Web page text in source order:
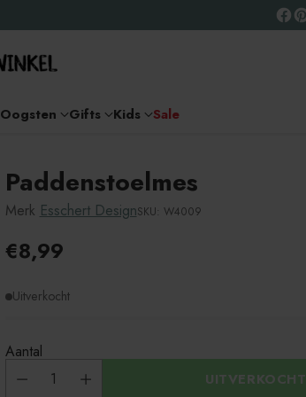
Oogsten Gifts Kids Sale
Paddenstoelmes
Merk Esschert DesignSKU: W4009
Adviesprijs
€8,99
Uitverkocht
Aantal
UITVERKOCHT